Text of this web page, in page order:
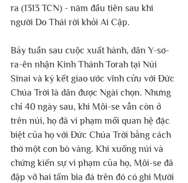
ra (1313 TCN) - năm đầu tiên sau khi
người Do Thái rời khỏi Ai Cập.
Bảy tuần sau cuộc xuất hành, dân Y-sơ-
ra-ên nhận Kinh Thánh Torah tại Núi
Sinai và ký kết giao ước vĩnh cửu với Đức
Chúa Trời là dân được Ngài chọn. Nhưng
chỉ 40 ngày sau, khi Môi-se vẫn còn ở
trên núi, họ đã vi phạm mối quan hệ đặc
biệt của họ với Đức Chúa Trời bằng cách
thờ một con bò vàng. Khi xuống núi và
chứng kiến sự vi phạm của họ, Môi-se đã
đập vỡ hai tấm bia đá trên đó có ghi Mười